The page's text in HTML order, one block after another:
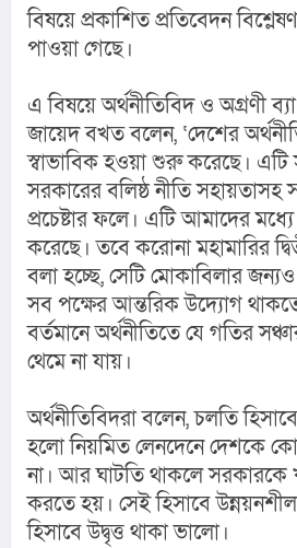
বিষয়ে প্রকাশিত প্রতিবেদন
পাওয়া গেছে।
এ বিষয়ে অর্থনীতিবিদ ও অগ্রণী
জায়েদ বখত বলেন, ‘দেশের
স্বাভাবিক হওয়া শুরু করেছে। এটি
সরকারের বলিষ্ঠ নীতি
প্রচেষ্টার ফলে। এটি আমাদের
করেছে। তবে করোনা মহামারির
বলা হচ্ছে, সেটি মোকাবিলার
সব পক্ষের আন্তরিক উদ্যোগ
বর্তমানে অর্থনীতিতে যে গতির
থেমে না যায়।
অর্থনীতিবিদরা বলেন, চলতি
হলো নিয়মিত লেনদেনে দেশকে
না। আর ঘাটতি থাকলে সরকারকে
করতে হয়। সেই হিসাবে
হিসাবে উদ্বৃত্ত থাকা ভালো।